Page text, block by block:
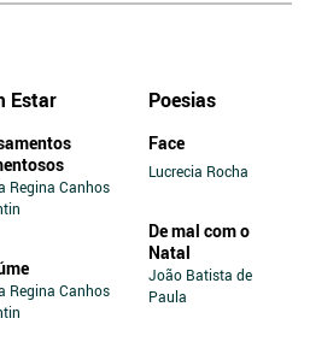
Estar
Regina Canhos
Regina Canhos
Poesias
Face
Lucrecia Rocha
De mal com o
Natal
João Batista de
Paula